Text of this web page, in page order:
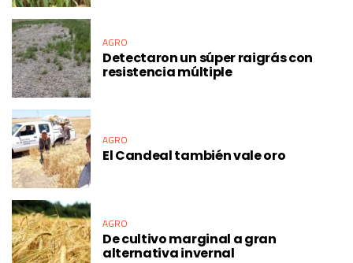
AGRO
Detectaron un súper raigrás con
resistencia múltiple
AGRO
El Candeal también vale oro
AGRO
De cultivo marginal a gran
alternativa invernal